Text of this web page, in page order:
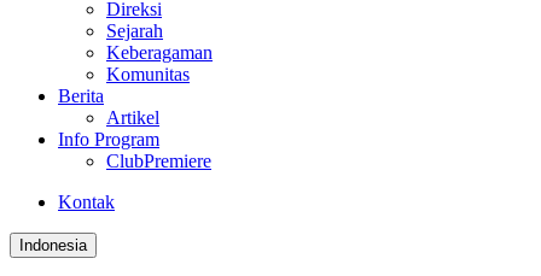
Direksi
Sejarah
Keberagaman
Komunitas
Berita
Artikel
Info Program
ClubPremiere
Kontak
Indonesia